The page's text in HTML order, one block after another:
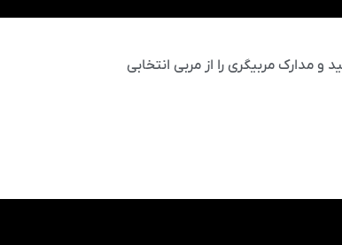
مدارک مربیگری را از مربی انتخابی